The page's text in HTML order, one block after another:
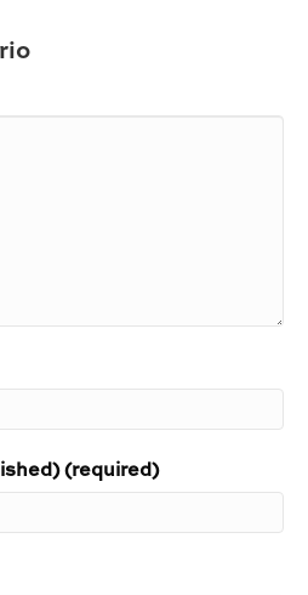
(required)